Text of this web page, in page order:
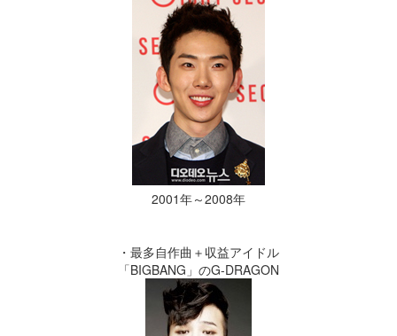
2001年～2008年
・最多自作曲＋収益アイドル
「BIGBANG」のG-DRAGON